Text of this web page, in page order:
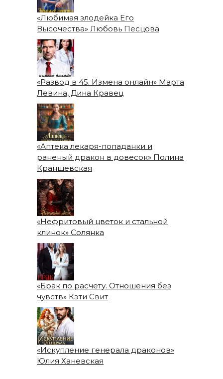
«Любимая злодейка Его
Высочества» Любовь Песцова
«Развод в 45. Измена онлайн» Марта
Левина, Дина Кравец
«Аптека лекаря-попаданки и
раненый дракон в довесок» Полина
Краншевская
«Нефритовый цветок и стальной
клинок» Солянка
«Брак по расчету. Отношения без
чувств» Кэти Свит
«Искупление генерала драконов»
Юлия Ханевская